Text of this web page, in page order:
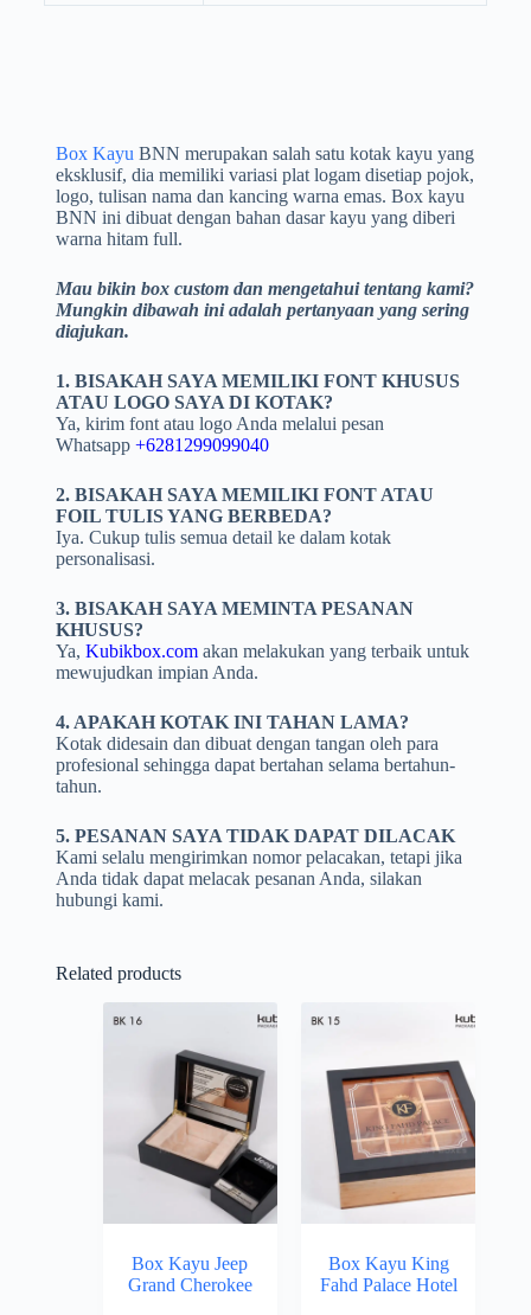
Box Kayu BNN merupakan salah satu kotak kayu yang
eksklusif, dia memiliki variasi plat logam disetiap pojok,
logo, tulisan nama dan kancing warna emas. Box kayu
BNN ini dibuat dengan bahan dasar kayu yang diberi
warna hitam full.
Mau bikin box custom dan mengetahui tentang kami?
Mungkin dibawah ini adalah pertanyaan yang sering
diajukan.
1. BISAKAH SAYA MEMILIKI FONT KHUSUS
ATAU LOGO SAYA DI KOTAK?
Ya, kirim font atau logo Anda melalui pesan
Whatsapp +6281299099040
2. BISAKAH SAYA MEMILIKI FONT ATAU
FOIL TULIS YANG BERBEDA?
Iya. Cukup tulis semua detail ke dalam kotak
personalisasi.
3. BISAKAH SAYA MEMINTA PESANAN
KHUSUS?
Ya, Kubikbox.comakan melakukan yang terbaik untuk
mewujudkan impian Anda.
4. APAKAH KOTAK INI TAHAN LAMA?
Kotak didesain dan dibuat dengan tangan oleh para
profesional sehingga dapat bertahan selama bertahun-
tahun.
5. PESANAN SAYA TIDAK DAPAT DILACAK
Kami selalu mengirimkan nomor pelacakan, tetapi jika
Anda tidak dapat melacak pesanan Anda, silakan
hubungi kami.
Related products
Box Kayu Jeep
Grand Cherokee
Box Kayu King
Fahd Palace Hotel